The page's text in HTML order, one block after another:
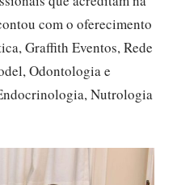
com o oferecimento
Graffith Eventos, Rede
Odontologia e
Nutrologia